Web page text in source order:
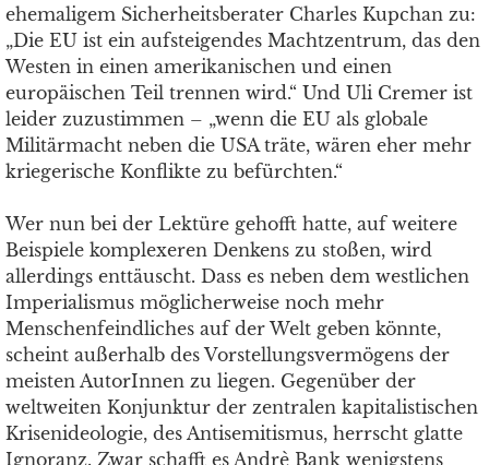
ehemaligem Sicherheitsberater Charles Kupchan zu:
„Die EU ist ein aufsteigendes Machtzentrum, das den
Westen in einen amerikanischen und einen
europäischen Teil trennen wird.“ Und Uli Cremer ist
leider zuzustimmen – „wenn die EU als globale
Militärmacht neben die USA träte, wären eher mehr
kriegerische Konflikte zu befürchten.“
Wer nun bei der Lektüre gehofft hatte, auf weitere
Beispiele komplexeren Denkens zu stoßen, wird
allerdings enttäuscht. Dass es neben dem westlichen
Imperialismus möglicherweise noch mehr
Menschenfeindliches auf der Welt geben könnte,
scheint außerhalb des Vorstellungsvermögens der
meisten AutorInnen zu liegen. Gegenüber der
weltweiten Konjunktur der zentralen kapitalistischen
Krisenideologie, des Antisemitismus, herrscht glatte
Ignoranz. Zwar schafft es Andrè Bank wenigstens